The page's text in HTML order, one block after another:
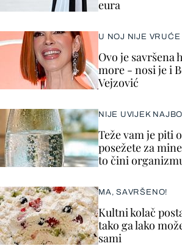
eura
U NOJ NIJE VRUĆE
Ovo je savršena
more - nosi je i
Vejzović
NIJE UVIJEK
Teže vam je piti
posežete za
to čini
MA, SAVRŠENO!
Kultni kolač
tako ga lako
sami